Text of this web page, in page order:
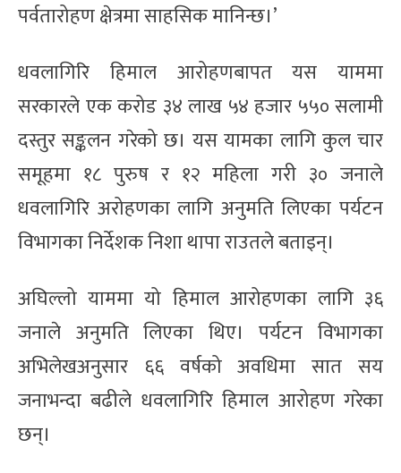
पर्वतारोहण क्षेत्रमा साहसिक मानिन्छ।’
धवलागिरि हिमाल आरोहणबापत यस याममा
सरकारले एक करोड ३४ लाख ५४ हजार ५५० सलामी
दस्तुर सङ्कलन गरेको छ। यस यामका लागि कुल चार
समूहमा १८ पुरुष र १२ महिला गरी ३० जनाले
धवलागिरि अरोहणका लागि अनुमति लिएका पर्यटन
विभागका निर्देशक निशा थापा राउतले बताइन्।
अघिल्लो याममा यो हिमाल आरोहणका लागि ३६
जनाले अनुमति लिएका थिए। पर्यटन विभागका
अभिलेखअनुसार ६६ वर्षको अवधिमा सात सय
जनाभन्दा बढीले धवलागिरि हिमाल आरोहण गरेका
छन्।